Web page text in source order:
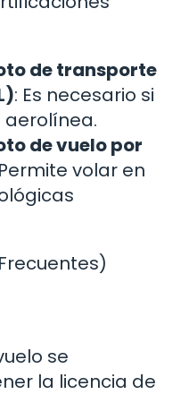
de transporte
: Es necesario si
de vuelo por
volar en
se
la licencia de